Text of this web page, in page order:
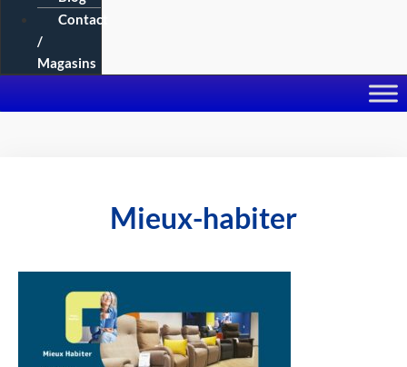
Contact
/
Magasins
Mieux-habiter